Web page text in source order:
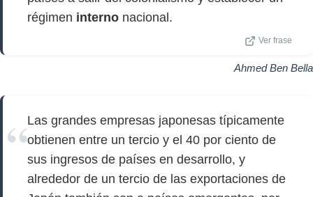
régimen interno nacional.
Ver frase
Ahmed Ben Bella
Las grandes empresas japonesas típicamente
obtienen entre un tercio y el 40 por ciento de
sus ingresos de países en desarrollo, y
alrededor de un tercio de las exportaciones de